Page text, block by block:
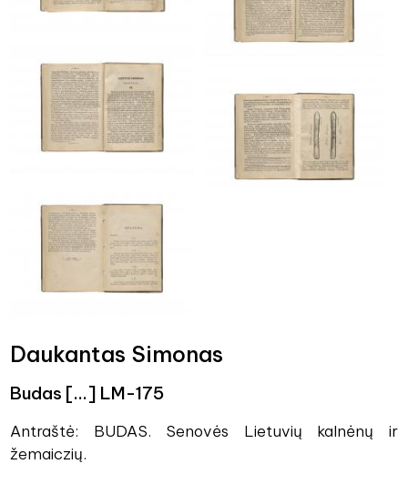
Daukantas Simonas
Budas [...] LM-175
Antraštė: BUDAS. Senovės Lietuvių kalnėnų ir
žemaiczių.